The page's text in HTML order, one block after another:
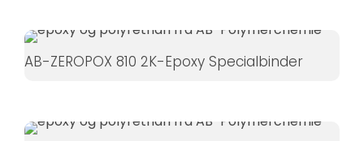
AB-ZEROPOX 810 2K-Epoxy Specialbinder